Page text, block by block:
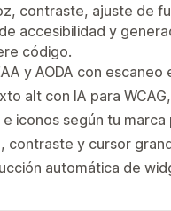
contraste, ajuste de
accesibilidad y
código.
y AODA con
alt con IA para WCAG,
iconos según tu marca
y cursor
automática de